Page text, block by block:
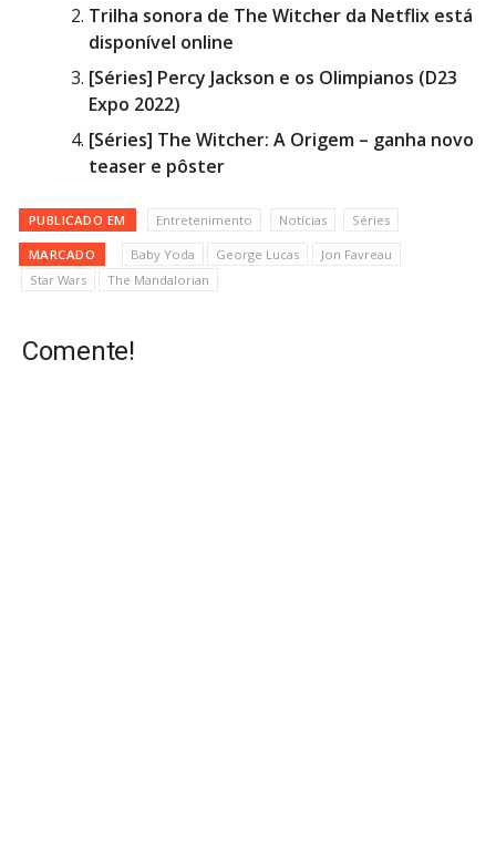
Trilha sonora de The Witcher da Netflix está
disponível online
[Séries] Percy Jackson e os Olimpianos (D23
Expo 2022)
[Séries] The Witcher: A Origem – ganha novo
teaser e pôster
PUBLICADO EM Entretenimento Notícias Séries
MARCADO Baby Yoda George Lucas
Jon Favreau
Star Wars
The Mandalorian
Comente!